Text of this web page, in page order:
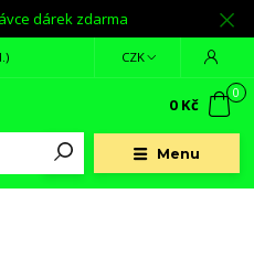
dárek zdarma
Menu
CZK
0
0 Kč